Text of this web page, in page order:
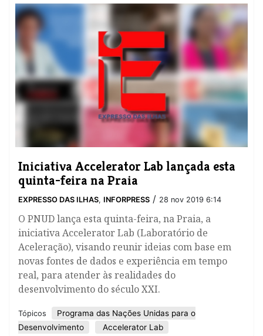
Iniciativa Accelerator Lab lançada esta
quinta-feira na Praia
EXPRESSO DAS ILHAS, INFORPRESS / 28 nov 2019 6:14
O PNUD lança esta quinta-feira, na Praia, a
iniciativa Accelerator Lab (Laboratório de
Aceleração), visando reunir ideias com base em
novas fontes de dados e experiência em tempo
real, para atender às realidades do
desenvolvimento do século XXI.
Tópicos
Programa das Nações Unidas para o
Desenvolvimento
Accelerator Lab